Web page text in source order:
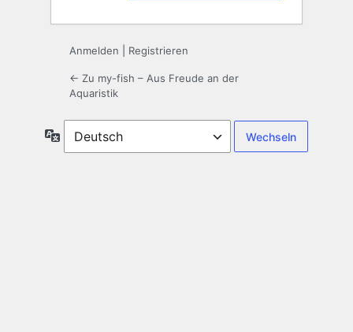
Anmelden Registrieren
← Zu my-fish – Aus Freude an der
Aquaristik
Sprache